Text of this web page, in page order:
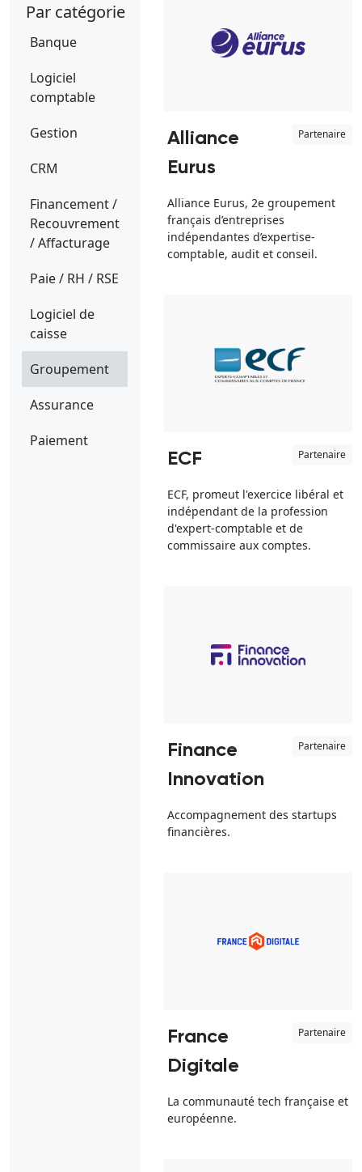
Par catégorie
Banque
Logiciel
comptable
Gestion
CRM
Financement /
Recouvrement
/ Affacturage
Paie / RH / RSE
Logiciel de
caisse
Groupement
Assurance
Paiement
Alliance
Eurus
Partenaire
Alliance Eurus, 2e groupement
français d’entreprises
indépendantes d’expertise-
comptable, audit et conseil.
ECF Partenaire
ECF, promeut l'exercice libéral et
indépendant de la profession
d'expert-comptable et de
commissaire aux comptes.
Finance
Innovation
Partenaire
Accompagnement des startups
financières.
France
Digitale
Partenaire
La communauté tech française et
européenne.